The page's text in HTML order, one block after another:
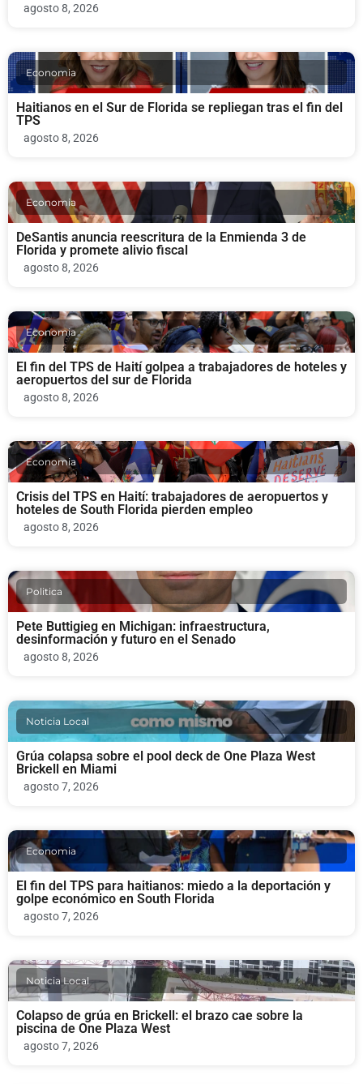
agosto 8, 2026
Economia
Haitianos en el Sur de Florida se repliegan tras el fin del
TPS
agosto 8, 2026
Economia
DeSantis anuncia reescritura de la Enmienda 3 de
Florida y promete alivio fiscal
agosto 8, 2026
Economia
El fin del TPS de Haití golpea a trabajadores de hoteles y
aeropuertos del sur de Florida
agosto 8, 2026
Economia
Crisis del TPS en Haití: trabajadores de aeropuertos y
hoteles de South Florida pierden empleo
agosto 8, 2026
Politica
Pete Buttigieg en Michigan: infraestructura,
desinformación y futuro en el Senado
agosto 8, 2026
Noticia Local
Grúa colapsa sobre el pool deck de One Plaza West
Brickell en Miami
agosto 7, 2026
Economia
El fin del TPS para haitianos: miedo a la deportación y
golpe económico en South Florida
agosto 7, 2026
Noticia Local
Colapso de grúa en Brickell: el brazo cae sobre la
piscina de One Plaza West
agosto 7, 2026